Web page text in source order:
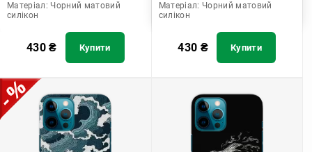
Матеріал: Чорний матовий
силікон
430₴ Купити
Матеріал: Чорний матовий
силікон
430 ₴ Купити